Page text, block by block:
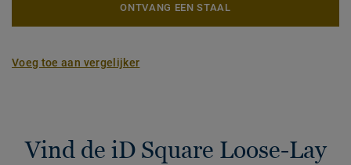
ONTVANG EEN STAAL
Voeg toe aan vergelijker
Vind de iD Square Loose-Lay